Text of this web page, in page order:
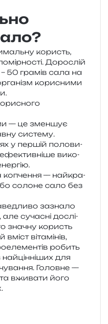
користь,
Дорослій
50 гра­мів сала на
кори­сни­ми
— це змен­шує
систему.
у пер­шій поло­ви­
ефе­ктив­ні­ше вико­
копче­н­ня — най­кра­
соло­не сало без
зазна­ло
суча­сні дослі­
зна­чну користь
віта­мі­нів,
робить
для
Головне —
вжи­ва­ти його